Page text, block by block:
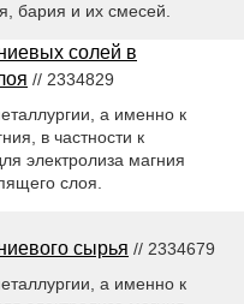
бария и их смесей.
солей в
// 2334829
а именно к
в частности к
электролиза магния
слоя.
сырья // 2334679
а именно к